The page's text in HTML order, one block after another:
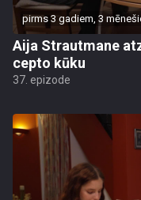
pirms 3 gadiem, 3
Aija Strautmane
cepto kūku
37. epizode